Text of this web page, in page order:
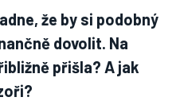
že by si podobný
dovolit. Na
přišla? A jak